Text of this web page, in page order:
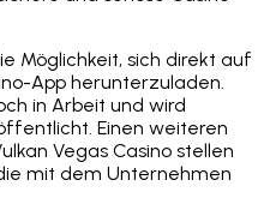
Möglichkeit, sich direkt auf
App herunterzuladen.
in Arbeit und wird
Einen weiteren
Vegas Casino stellen
mit dem Unternehmen